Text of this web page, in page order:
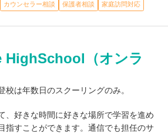
カウンセラー相談 保護者相談 家庭訪問対応
HighSchool（オンラ
校は年数日のスクーリングのみ。
、好きな時間に好きな場所で学習を進め
指すことができます。通信でも担任のサ